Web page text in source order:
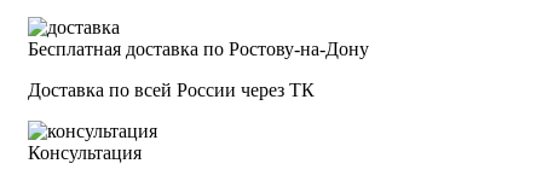
Бесплатная доставка по Ростову-на-Дону
Доставка по всей России через ТК
Консультация